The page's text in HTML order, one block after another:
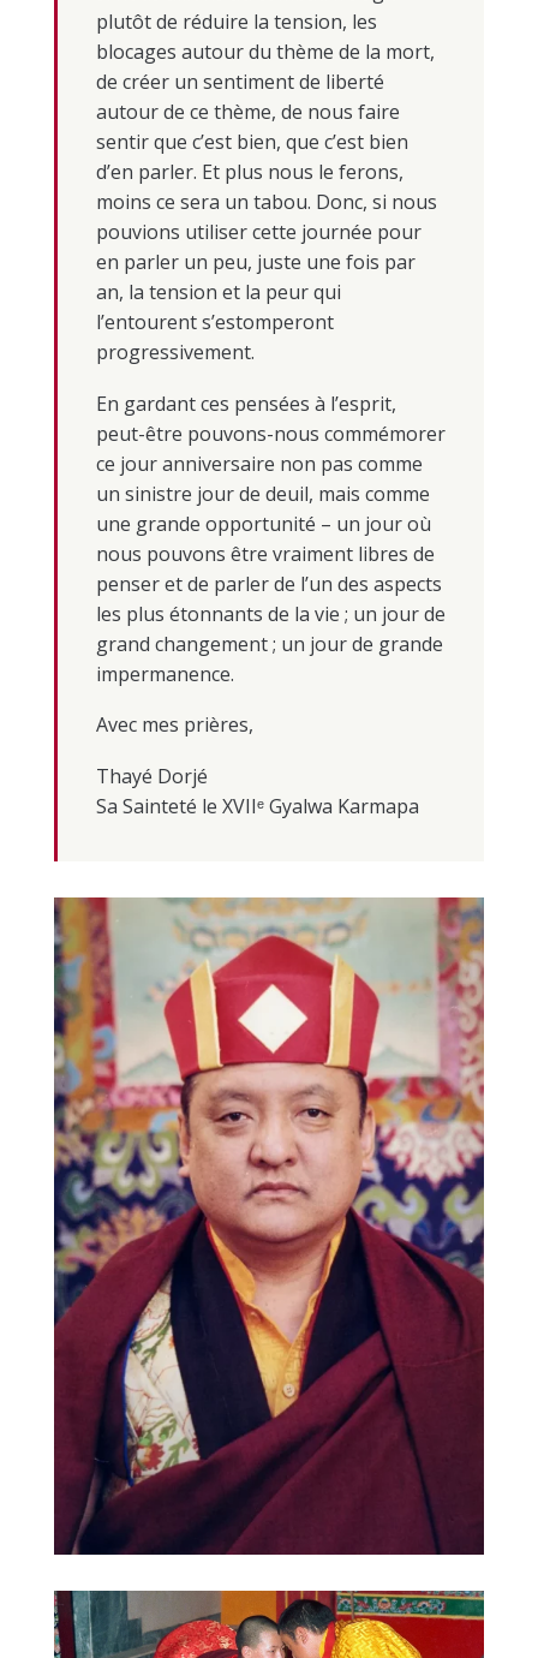
plutôt de réduire la tension, les
blocages autour du thème de la mort,
de créer un sentiment de liberté
autour de ce thème, de nous faire
sentir que c’est bien, que c’est bien
d’en parler. Et plus nous le ferons,
moins ce sera un tabou. Donc, si nous
pouvions utiliser cette journée pour
en parler un peu, juste une fois par
an, la tension et la peur qui
l’entourent s’estomperont
progressivement.
En gardant ces pensées à l’esprit,
peut-être pouvons-nous commémorer
ce jour anniversaire non pas comme
un sinistre jour de deuil, mais comme
une grande opportunité – un jour où
nous pouvons être vraiment libres de
penser et de parler de l’un des aspects
les plus étonnants de la vie ; un jour de
grand changement ; un jour de grande
impermanence.
Avec mes prières,
Thayé Dorjé
Sa Sainteté le XVIIᵉ Gyalwa Karmapa